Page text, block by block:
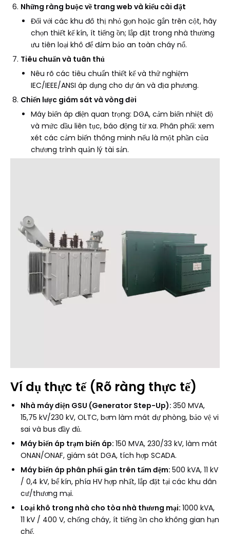
Những ràng buộc về trang web và kiểu cài đặt
Đối với các khu đô thị nhỏ gọn hoặc gắn trên cột, hãy
chọn thiết kế kín, ít tiếng ồn; lắp đặt trong nhà thường
ưu tiên loại khô để đảm bảo an toàn cháy nổ.
Tiêu chuẩn và tuân thủ
Nêu rõ các tiêu chuẩn thiết kế và thử nghiệm
IEC/IEEE/ANSI áp dụng cho dự án và địa phương.
Chiến lược giám sát và vòng đời
Máy biến áp điện quan trọng: DGA, cảm biến nhiệt độ
và mức dầu liên tục, báo động từ xa. Phân phối: xem
xét các cảm biến thông minh nếu là một phần của
chương trình quản lý tài sản.
Ví dụ thực tế (Rõ ràng thực tế)
Nhà máy điện GSU (Generator Step-Up): 350 MVA,
15,75 kV/230 kV, OLTC, bơm làm mát dự phòng, bảo vệ vi
sai và bus đầy đủ.
Máy biến áp trạm biến áp: 150 MVA, 230/33 kV, làm mát
ONAN/ONAF, giám sát DGA, tích hợp SCADA.
Máy biến áp phân phối gắn trên tấm đệm: 500 kVA, 11 kV
/ 0,4 kV, bể kín, phía HV hợp nhất, lắp đặt tại các khu dân
cư/thương mại.
Loại khô trong nhà cho tòa nhà thương mại: 1000 kVA,
11 kV / 400 V, chống cháy, ít tiếng ồn cho không gian hạn
chế.